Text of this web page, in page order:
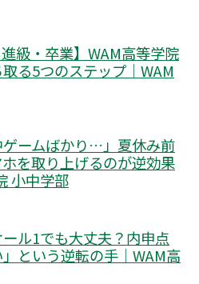
進級・卒業】WAM高等学院
る5つのステップ｜WAM
ゲームばかり…」夏休み前
を取り上げるのが逆効果
小中学部
ール1でも大丈夫？内申点
という逆転の手｜WAM高